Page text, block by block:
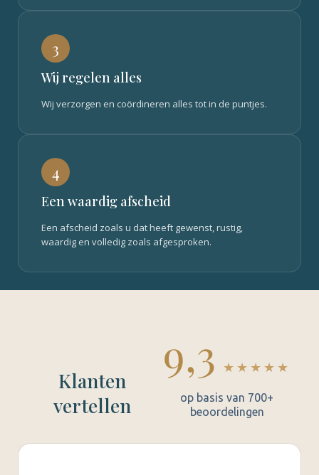
3
Wij regelen alles
Wij verzorgen en coördineren alles tot in de puntjes.
4
Een waardig afscheid
Een afscheid zoals u dat heeft gewenst, rustig,
waardig en volledig zoals afgesproken.
Klanten
vertellen
9,3 ★★★★★
op basis van 700+
beoordelingen